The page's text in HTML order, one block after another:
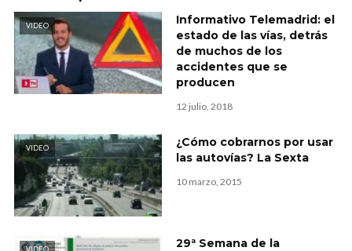
VIDEO
Informativo Telemadrid: el
estado de las vías, detrás
de muchos de los
accidentes que se
producen
12 julio, 2018
VIDEO
¿Cómo cobrarnos por usar
las autovías? La Sexta
10 marzo, 2015
VIDEO
29ª Semana de la